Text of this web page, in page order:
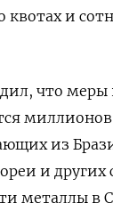
квотах и
что меры
из
и других
металлы в